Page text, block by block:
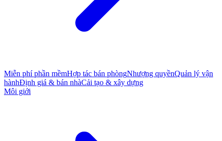
Miễn phí phần mềmHợp tác bán phòngNhượng quyềnQuản lý vận
hànhĐịnh giá & bán nhàCải tạo & xây dựng
Môi giới